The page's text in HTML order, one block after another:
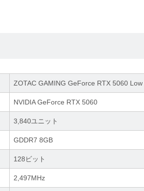
ZOTAC GAMING GeForce RTX 5060 Low
NVIDIA GeForce RTX 5060
3,840ユニット
GDDR7 8GB
128ビット
2,497MHz